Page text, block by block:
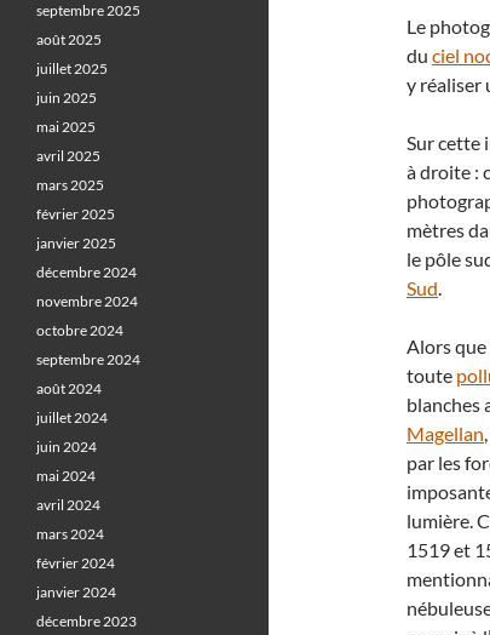
Le
du ciel
y réaliser
Sur cette
à droite :
mètres
le pôle
Sud.
Alors que
toute
blanches
Magellan
par les
lumière.
1519 et
septembre 2025
août 2025
juillet 2025
juin 2025
mai 2025
avril 2025
mars 2025
février 2025
janvier 2025
décembre 2024
novembre 2024
octobre 2024
septembre 2024
août 2024
juillet 2024
juin 2024
mai 2024
avril 2024
mars 2024
février 2024
janvier 2024
décembre 2023